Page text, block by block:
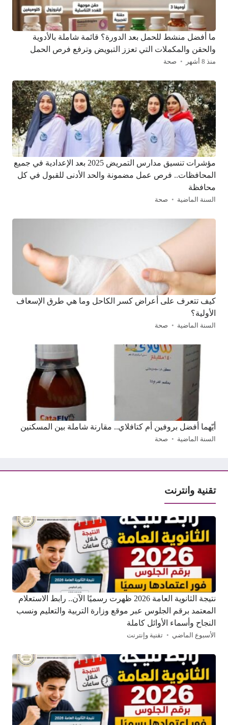
ما أفضل منشط للحمل بعد الدورة؟ قائمة شاملة بالأدوية
والحقن والمكملات التي تعزز التبويض وترفع فرص الحمل
منذ 8 أشهر صحة
مؤشرات تنسيق مدارس التمريض 2025 بعد الإعدادية في جميع
المحافظات.. فرص عمل مضمونة والحد الأدنى للقبول في كل
محافظة
السنة الماضية صحة
كيف تتعرف على أعراض كسر الكاحل وما هي طرق الإسعاف
الأولية؟
السنة الماضية صحة
أيّهما أفضل بروفين أم كتافلاي.. مقارنة شاملة بين المسكنين
السنة الماضية صحة
تقنية وانترنت
نتيجة الثانوية العامة 2026 ظهرت رسميًا الآن.. رابط الاستعلام
المعتمد برقم الجلوس عبر موقع وزارة التربية والتعليم ونسب
النجاح وأسماء الأوائل كاملة
الأسبوع الماضي تقنية وإنترنت